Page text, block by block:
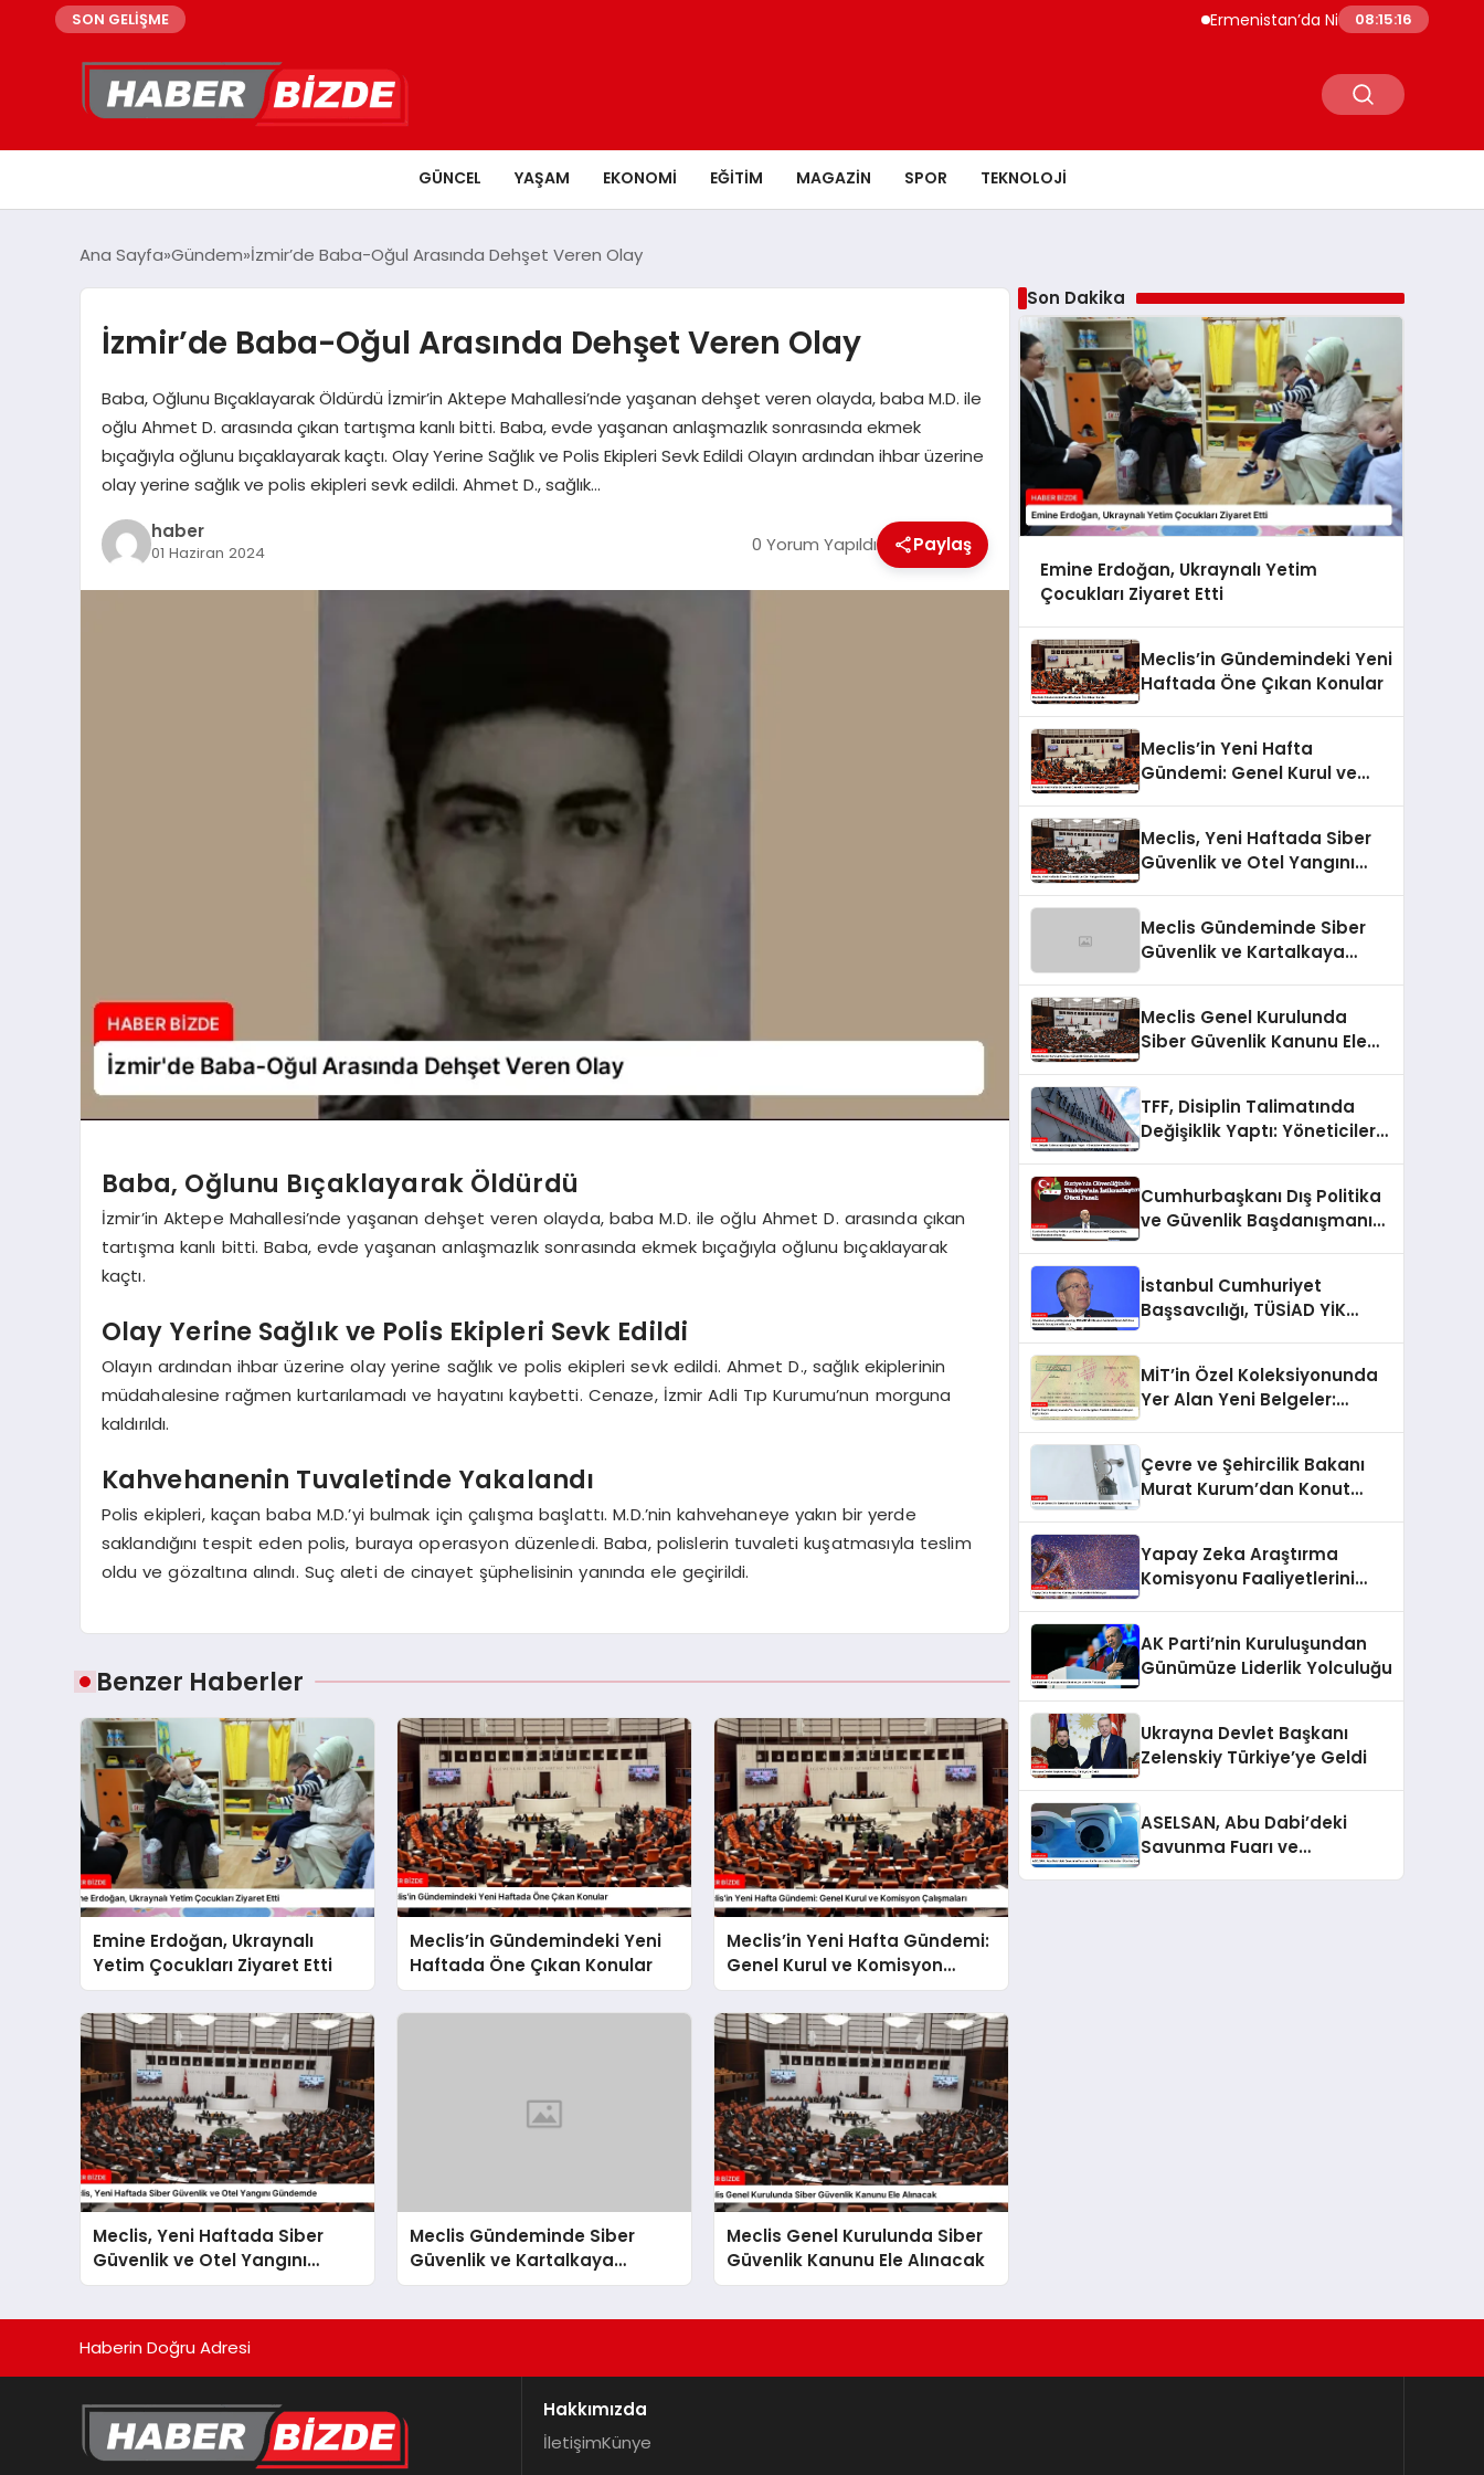
SON GELİŞME Ermenistan’da Nikol Paşinyan Hükümet
08:15:17
GÜNCEL YAŞAM EKONOMI EĞITIM MAGAZIN SPOR TEKNOLOJI
Ana Sayfa Gündem İzmir’de Baba-Oğul Arasında Dehşet Veren Olay
İzmir’de Baba-Oğul Arasında Dehşet Veren Olay
Baba, Oğlunu Bıçaklayarak Öldürdü İzmir’in Aktepe Mahallesi’nde yaşanan dehşet veren olayda, baba M.D. ile
oğlu Ahmet D. arasında çıkan tartışma kanlı bitti. Baba, evde yaşanan anlaşmazlık sonrasında ekmek
bıçağıyla oğlunu bıçaklayarak kaçtı. Olay Yerine Sağlık ve Polis Ekipleri Sevk Edildi Olayın ardından ihbar üzerine
olay yerine sağlık ve polis ekipleri sevk edildi. Ahmet D., sağlık…
haber
01 Haziran 2024 0 Yorum Yapıldı Paylaş
Baba, Oğlunu Bıçaklayarak Öldürdü
İzmir’in Aktepe Mahallesi’nde yaşanan dehşet veren olayda, baba M.D. ile oğlu Ahmet D. arasında çıkan
tartışma kanlı bitti. Baba, evde yaşanan anlaşmazlık sonrasında ekmek bıçağıyla oğlunu bıçaklayarak
kaçtı.
Olay Yerine Sağlık ve Polis Ekipleri Sevk Edildi
Olayın ardından ihbar üzerine olay yerine sağlık ve polis ekipleri sevk edildi. Ahmet D., sağlık ekiplerinin
müdahalesine rağmen kurtarılamadı ve hayatını kaybetti. Cenaze, İzmir Adli Tıp Kurumu’nun morguna
kaldırıldı.
Kahvehanenin Tuvaletinde Yakalandı
Polis ekipleri, kaçan baba M.D.’yi bulmak için çalışma başlattı. M.D.’nin kahvehaneye yakın bir yerde
saklandığını tespit eden polis, buraya operasyon düzenledi. Baba, polislerin tuvaleti kuşatmasıyla teslim
oldu ve gözaltına alındı. Suç aleti de cinayet şüphelisinin yanında ele geçirildi.
Benzer Haberler
Emine Erdoğan, Ukraynalı
Yetim Çocukları Ziyaret Etti
Meclis’in Gündemindeki Yeni
Haftada Öne Çıkan Konular
Meclis’in Yeni Hafta Gündemi:
Genel Kurul ve Komisyon
Çalışmaları
Meclis, Yeni Haftada Siber
Güvenlik ve Otel Yangını
Gündemde
Meclis Gündeminde Siber
Güvenlik ve Kartalkaya
Yangını Araştırmaları
Meclis Genel Kurulunda Siber
Güvenlik Kanunu Ele Alınacak
Son Dakika
Emine Erdoğan, Ukraynalı Yetim
Çocukları Ziyaret Etti
Meclis’in Gündemindeki Yeni
Haftada Öne Çıkan Konular
Meclis’in Yeni Hafta
Gündemi: Genel Kurul ve
Meclis, Yeni Haftada Siber
Güvenlik ve Otel Yangını
Meclis Gündeminde Siber
Güvenlik ve Kartalkaya
Meclis Genel Kurulunda
Siber Güvenlik Kanunu Ele
TFF, Disiplin Talimatında
Değişiklik Yaptı: Yöneticilere
Cumhurbaşkanı Dış Politika
ve Güvenlik Başdanışmanı
İstanbul Cumhuriyet
Başsavcılığı, TÜSİAD YİK
Başlattı
MİT’in Özel Koleksiyonunda
Yer Alan Yeni Belgeler:
Çevre ve Şehircilik Bakanı
Murat Kurum’dan Konut
Yapay Zeka Araştırma
Komisyonu Faaliyetlerini
AK Parti’nin Kuruluşundan
Günümüze Liderlik Yolculuğu
Ukrayna Devlet Başkanı
Zelenskiy Türkiye’ye Geldi
ASELSAN, Abu Dabi’deki
Savunma Fuarı ve
Haberin Doğru Adresi
Hakkımızda
İletişimKünye